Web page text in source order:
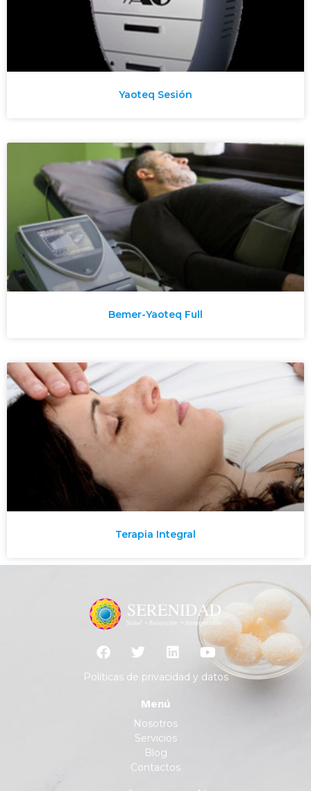
Yaoteq Sesión
Bemer-Yaoteq Full
Terapia Integral
Políticas de privacidad y datos
Menú
Nosotros
Servicios
Blog
Contactos